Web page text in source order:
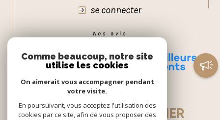
se connecter
Nos avis
Comme beaucoup, notre site
utilise les cookies
On aimerait vous accompagner pendant
votre visite.
En poursuivant, vous acceptez l'utilisation des
cookies par ce site, afin de vous proposer des